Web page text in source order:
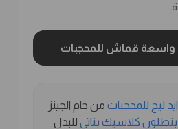
واسعة قماش للمحجبات
ليج للمحجبات من خام الجينز
بنطلون كلاسيك بناتي للبدل